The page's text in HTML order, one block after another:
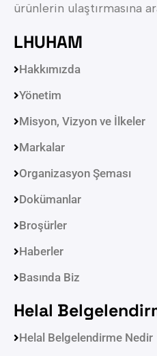
ürünlerin ulaştırmasına
LHUHAM
Hakkımızda
Yönetim
Misyon, Vizyon ve İlkeler
Markalar
Organizasyon Şeması
Dokümanlar
Broşürler
Haberler
Basında Biz
Helal
Helal Belgelendirme Nedir